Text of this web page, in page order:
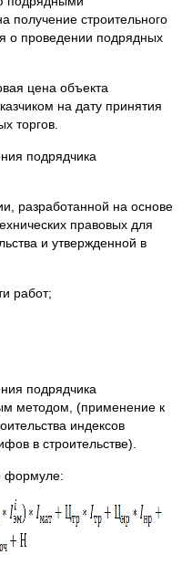
получение строительного
о проведении подрядных
цена объекта
на дату принятия
торгов.
подрядчика
разработанной на основе
правовых для
и утвержденной в
работ;
подрядчика
методом, (применение к
индексов
в строительстве).
формуле: